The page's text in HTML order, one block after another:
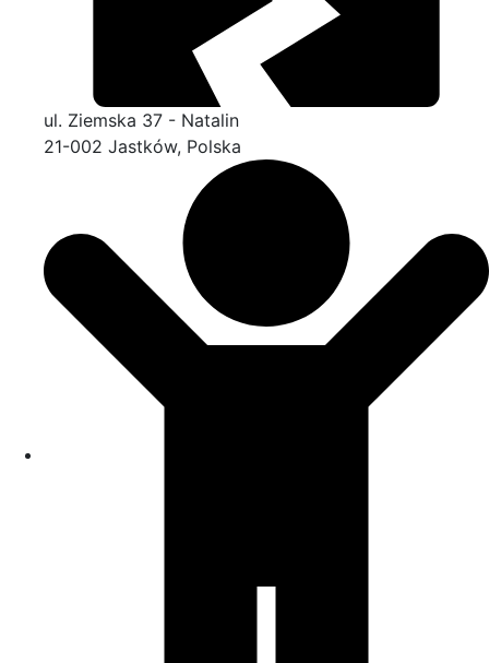
ul. Ziemska 37 - Natalin
21-002 Jastków, Polska